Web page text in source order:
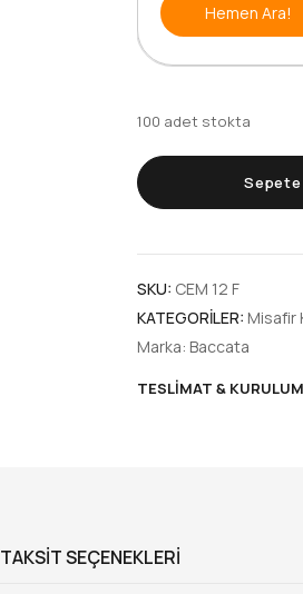
Hemen Ara!
100 adet stokta
Sepete
SKU: CEM 12 F
KATEGORILER: Misafir
Marka: Baccata
TESLIMAT & KURULUM
TAKSIT SEÇENEKLERI